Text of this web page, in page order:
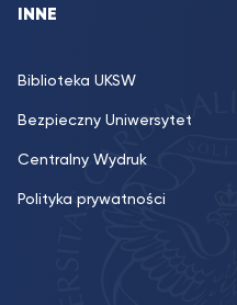
INNE
Biblioteka UKSW
Bezpieczny Uniwersytet
Centralny Wydruk
Polityka prywatności